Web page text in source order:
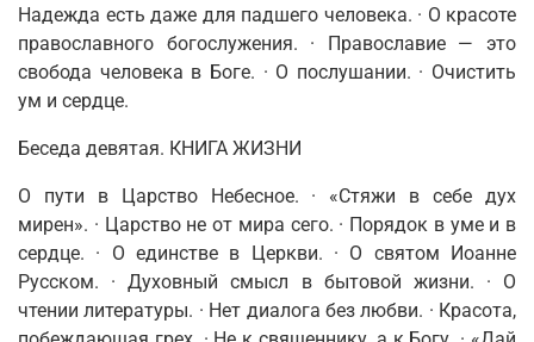
Надежда есть даже для падшего человека. · О красоте
православного богослуже­ния. · Православие—это
свобода человека в Боге. · О послушании. · Очистить
ум и сердце.
Беседа девятая. КНИГА ЖИЗНИ
О пути в Царство Небесное. · «Стяжи в себе дух
мирен». · Царство не от мира сего. · Порядок в уме и в
сердце. · О единстве в Церкви. · О свя­том Иоанне
Русском. · Духовный смысл в бытовой жизни. · О
чтении литературы. · Нет диалога без любви. · Красота,